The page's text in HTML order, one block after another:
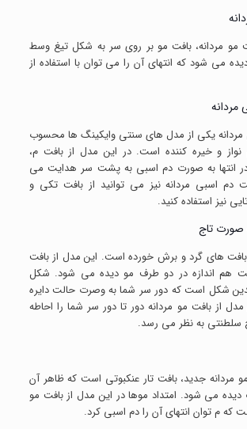
مو مردانه، بافت مو بر روی سر به شکل تیغ وسط
می شود که انتهای آن را می توان با استفاده از
یکی از مدل های سنتی وایکینگ ها محسوب
و خیره کننده است. در این مدل از بافت م،
انتها به صورت دم اسبی به پشت سر هدایت می
دم اسبی مردانه نیز می توانید از بافت تکی و
نیز استفاده کنید.
صورت تاج
های گرد و برش خورده است. این مدل از بافت
هم اندازه در دو طرف مو دیده می شود. شکل
شکل است که دور سر شما به وصرت حالت دایره
از بافت مو مردانه دور تا دور سر شما را احاطه
سلطنتی به نظر می رسد.
مردانه جدید، بافت تار عنکبوتی است که ظاهر آن
دیده می شود. امتداد موها در این مدل از بافت مو
که م توان انتهای آن را دم اسبی کرد.